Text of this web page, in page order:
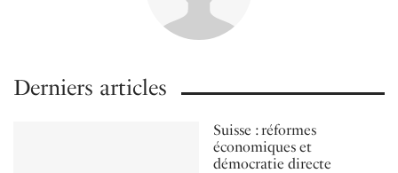
Derniers articles
Suisse : réformes
économiques et
démocratie directe